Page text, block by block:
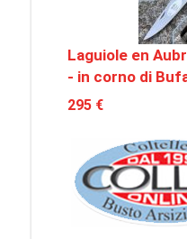
Laguiole en
- in corno di
295 €